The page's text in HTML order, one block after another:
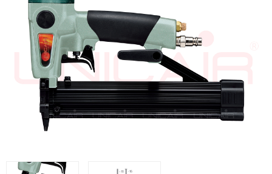
FREEMAN
Grapadoras Neumáticas Freeman
Grapadoras manuales Freeman
Accesorios
Clavadoras Batería
Herramientas varias
Grapadoras Bateria
Clavadoras Neumáticas Freeman
Compresores silenciosos